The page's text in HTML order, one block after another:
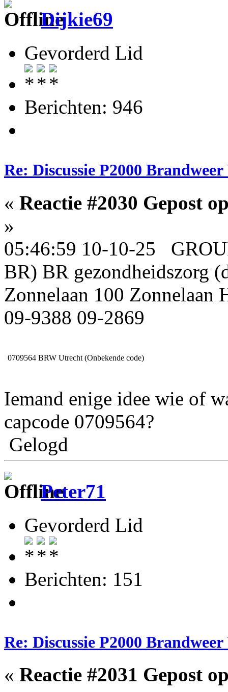
Dijkie69
Gevorderd Lid
Berichten: 946
Re: Discussie P2000
« Reactie #2030 Gepost
»
05:46:59 10-10-25
BR) BR gezondheidszorg
Zonnelaan 100 Zonnelaan
09-9388 09-2869
0709564 BRW Utrecht (Onbekende code)
Iemand enige idee wie of
capcode 0709564?
Gelogd
Peter71
Gevorderd Lid
Berichten: 151
Re: Discussie P2000
« Reactie #2031 Gepost